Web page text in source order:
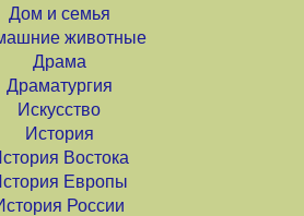
Дом и семья
животные
Драма
Драматургия
Искусство
История
Востока
Европы
России